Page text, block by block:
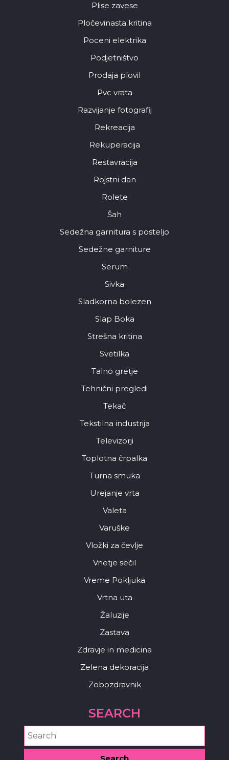
Plise zavese
Pločevinasta kritina
Poceni elektrika
Podjetništvo
Prodaja plovil
Pvc vrata
Razvijanje fotografij
Rekreacija
Rekuperacija
Restavracija
Rojstni dan
Rolete
Šah
Sedežna garnitura s posteljo
Sedežne garniture
Serum
Sivka
Sladkorna bolezen
Slap Boka
Strešna kritina
Svetilka
Talno gretje
Tehnični pregledi
Tekač
Tekstilna industrija
Televizorji
Toplotna črpalka
Turna smuka
Urejanje vrta
Valeta
Varuške
Vložki za čevlje
Vnetje sečil
Vreme Pokljuka
Vrtna uta
Žaluzije
Zastava
Zdravje in medicina
Zelena dekoracija
Zobozdravnik
SEARCH